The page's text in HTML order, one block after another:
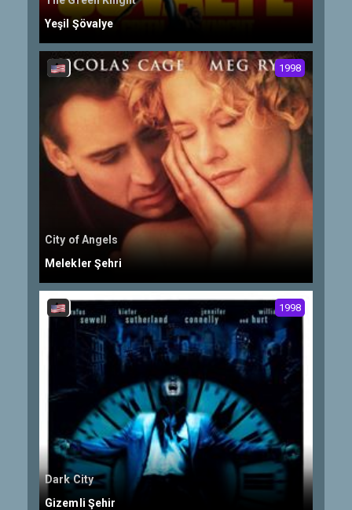
Yeşil Şövalye
City of Angels
Melekler Şehri
1998
Dark City
Gizemli Şehir
1998